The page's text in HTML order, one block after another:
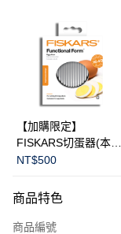
3 期 0 利率 每期
合作金庫商業銀行
華南商業銀行
上海商業儲蓄銀行
國泰世華商業銀行
臺灣中小企業銀行
匯豐（台灣）商業銀行
聯邦商業銀行
元大商業銀行
台新國際商業銀行
LINE Pay
Apple Pay
運送方式
黑貓宅急便
【加購限定】
FISKARS切蛋器(本商
品不提供破損保證)
NT$500
商品特色
商品編號